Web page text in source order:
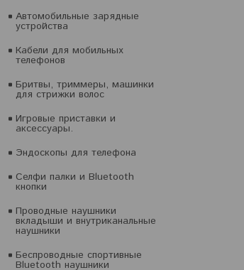
Автомобильные зарядные
устройства
Кабели для мобильных
телефонов
Бритвы, триммеры, машинки
для стрижки волос
Игровые приставки и
аксессуары.
Эндоскопы для телефона
Селфи палки и Bluetooth
кнопки
Проводные наушники
вкладыши и внутриканальные
наушники
Беспроводные спортивные
Bluetooth наушники